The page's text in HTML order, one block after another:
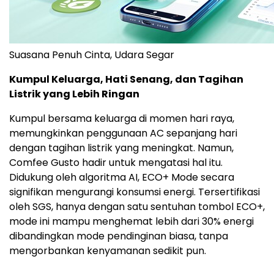
Suasana Penuh Cinta, Udara Segar
Kumpul Keluarga, Hati Senang, dan Tagihan
Listrik yang Lebih Ringan
Kumpul bersama keluarga di momen hari raya,
memungkinkan penggunaan AC sepanjang hari
dengan tagihan listrik yang meningkat. Namun,
Comfee Gusto hadir untuk mengatasi hal itu.
Didukung oleh algoritma AI, ECO+ Mode secara
signifikan mengurangi konsumsi energi. Tersertifikasi
oleh SGS, hanya dengan satu sentuhan tombol ECO+,
mode ini mampu menghemat lebih dari 30% energi
dibandingkan mode pendinginan biasa, tanpa
mengorbankan kenyamanan sedikit pun.